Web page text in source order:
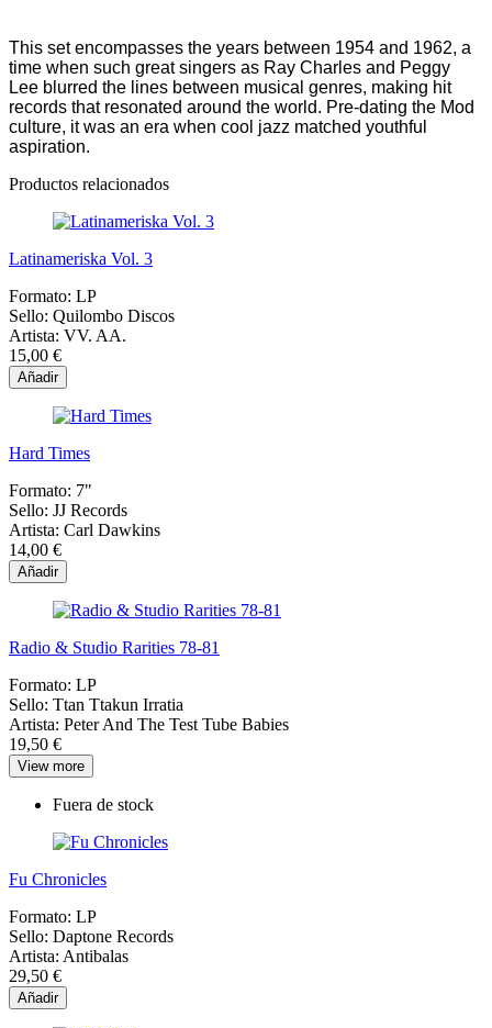
This set encompasses the years between 1954 and 1962, a
time when such great singers as Ray Charles and Peggy
Lee blurred the lines between musical genres, making hit
records that resonated around the world. Pre-dating the Mod
culture, it was an era when cool jazz matched youthful
aspiration.
Productos relacionados
Latinameriska Vol. 3
Formato: LP
Sello: Quilombo Discos
Artista: VV. AA.
15,00 €
Añadir
Hard Times
Formato: 7"
Sello: JJ Records
Artista: Carl Dawkins
14,00 €
Añadir
Radio & Studio Rarities 78-81
Formato: LP
Sello: Ttan Ttakun Irratia
Artista: Peter And The Test Tube Babies
19,50 €
View more
Fuera de stock
Fu Chronicles
Formato: LP
Sello: Daptone Records
Artista: Antibalas
29,50 €
Añadir